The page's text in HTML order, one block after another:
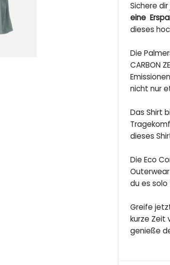
Sichere
eine
dieses
Die
CARBON
nicht nur
Das Shirt
dieses
Die Eco
du es
Greife
kurze Zeit
genieße